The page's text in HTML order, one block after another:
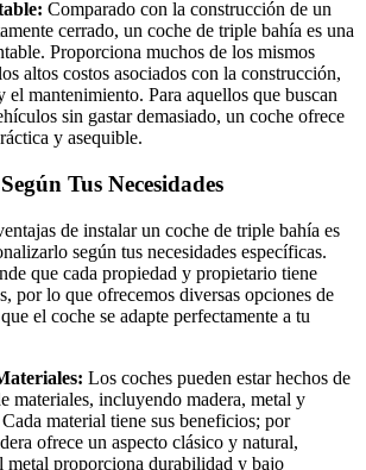
Comparado con la construcción de un
cerrado, un coche de triple bahía es una
Proporciona muchos de los mismos
altos costos asociados con la construcción,
el mantenimiento. Para aquellos que buscan
sin gastar demasiado, un coche ofrece
y asequible.
Tus Necesidades
de instalar un coche de triple bahía es
según tus necesidades específicas.
que cada propiedad y propietario tiene
por lo que ofrecemos diversas opciones de
el coche se adapte perfectamente a tu
Los coches pueden estar hechos de
materiales, incluyendo madera, metal y
material tiene sus beneficios; por
ofrece un aspecto clásico y natural,
metal proporciona durabilidad y bajo